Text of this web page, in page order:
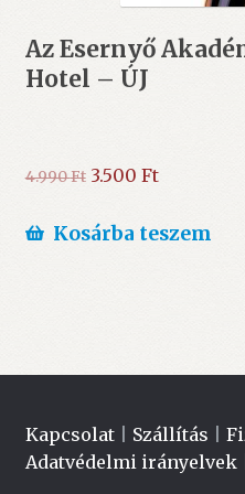
Az Esernyő
Hotel – ÚJ
4.990Ft Original
was:
3.500 FtCurrent
is:
Kosárba teszem
Kapcsolat| Szállítás
Adatvédelmi irányelvek|